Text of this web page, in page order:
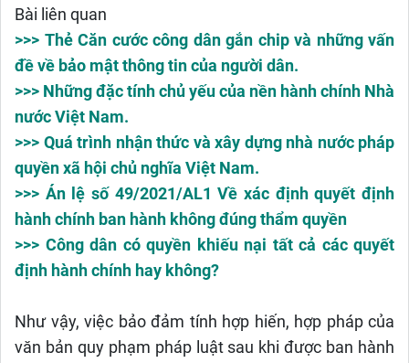
Bài liên quan
>>> Thẻ Căn cước công dân gắn chip và những vấn
đề về bảo mật thông tin của người dân.
>>> Những đặc tính chủ yếu của nền hành chính Nhà
nước Việt Nam.
>>> Quá trình nhận thức và xây dựng nhà nước pháp
quyền xã hội chủ nghĩa Việt Nam.
>>> Án lệ số 49/2021/AL1 Về xác định quyết định
hành chính ban hành không đúng thẩm quyền
>>> Công dân có quyền khiếu nại tất cả các quyết
định hành chính hay không?
Như vậy, việc bảo đảm tính hợp hiến, hợp pháp của
văn bản quy phạm pháp luật sau khi được ban hành